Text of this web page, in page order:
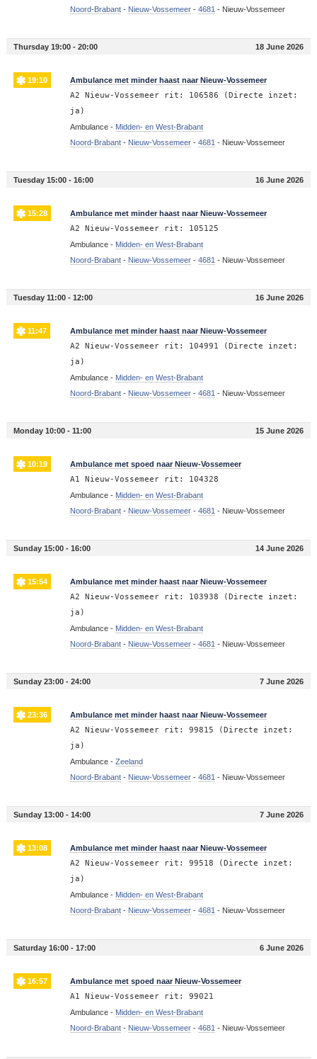
Noord-Brabant- Nieuw-Vossemeer- 4681- Nieuw-Vossemeer
Thursday 19:00 - 20:00 18 June 2026
19:10 Ambulance met minder haast naar Nieuw-Vossemeer
A2 Nieuw-Vossemeer rit: 106586 (Directe inzet:
ja)
Ambulance - Midden- en West-Brabant
Noord-Brabant- Nieuw-Vossemeer- 4681- Nieuw-Vossemeer
Tuesday 15:00 - 16:00 16 June 2026
15:28 Ambulance met minder haast naar Nieuw-Vossemeer
A2 Nieuw-Vossemeer rit: 105125
Ambulance - Midden- en West-Brabant
Noord-Brabant- Nieuw-Vossemeer- 4681- Nieuw-Vossemeer
Tuesday 11:00 - 12:00 16 June 2026
11:47 Ambulance met minder haast naar Nieuw-Vossemeer
A2 Nieuw-Vossemeer rit: 104991 (Directe inzet:
ja)
Ambulance - Midden- en West-Brabant
Noord-Brabant- Nieuw-Vossemeer- 4681- Nieuw-Vossemeer
Monday 10:00 - 11:00 15 June 2026
10:19 Ambulance met spoed naar Nieuw-Vossemeer
A1 Nieuw-Vossemeer rit: 104328
Ambulance - Midden- en West-Brabant
Noord-Brabant- Nieuw-Vossemeer- 4681- Nieuw-Vossemeer
Sunday 15:00 - 16:00 14 June 2026
15:54 Ambulance met minder haast naar Nieuw-Vossemeer
A2 Nieuw-Vossemeer rit: 103938 (Directe inzet:
ja)
Ambulance - Midden- en West-Brabant
Noord-Brabant- Nieuw-Vossemeer- 4681- Nieuw-Vossemeer
Sunday 23:00 - 24:00 7 June 2026
23:36 Ambulance met minder haast naar Nieuw-Vossemeer
A2 Nieuw-Vossemeer rit: 99815 (Directe inzet:
ja)
Ambulance - Zeeland
Noord-Brabant- Nieuw-Vossemeer- 4681- Nieuw-Vossemeer
Sunday 13:00 - 14:00 7 June 2026
13:08 Ambulance met minder haast naar Nieuw-Vossemeer
A2 Nieuw-Vossemeer rit: 99518 (Directe inzet:
ja)
Ambulance - Midden- en West-Brabant
Noord-Brabant- Nieuw-Vossemeer- 4681- Nieuw-Vossemeer
Saturday 16:00 - 17:00 6 June 2026
16:57 Ambulance met spoed naar Nieuw-Vossemeer
A1 Nieuw-Vossemeer rit: 99021
Ambulance - Midden- en West-Brabant
Noord-Brabant- Nieuw-Vossemeer- 4681- Nieuw-Vossemeer